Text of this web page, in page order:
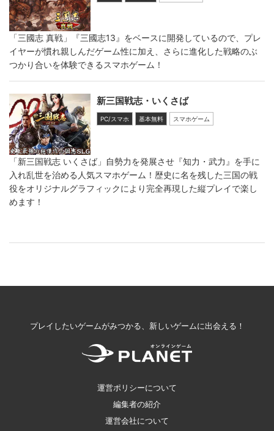
「三國志 真戦」『三國志13』をベースに開発しているので、プレ
イヤーが慣れ親しんだゲーム性に加え、さらに進化した戦略のぶ
つかり合いを体験できるスマホゲーム！
新三国戦志・いくさば
PC/スマホ 基本無料 スマホゲーム
「新三国戦志 いくさば」自勢力を発展させ『知力・武力』を手に
入れ乱世を治める人気スマホゲーム！歴史に名を残した三国の戦
役をオリジナルグラフィックにより完全再現した縦プレイで楽し
めます！
プレイしたいゲームがみつかる、新しいゲームに出会える！
運営ポリシーについて
編集者の紹介
運営会社について